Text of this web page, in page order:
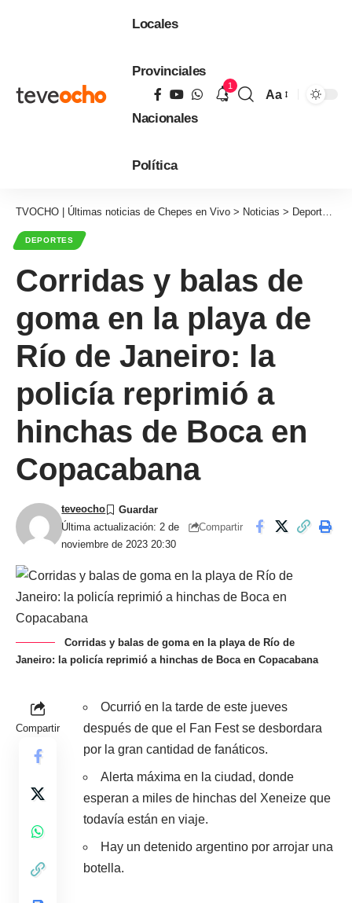
Locales
Provinciales
Nacionales
Política
1
Aa
TVOCHO | Últimas noticias de Chepes en Vivo > Noticias > Deportes
DEPORTES
Corridas y balas de
goma en la playa de
Río de Janeiro: la
policía reprimió a
hinchas de Boca en
Copacabana
Última actualización: 2 de
noviembre de 2023 20:30
teveocho
Compartir
Corridas y balas de goma en la playa de Río de
Janeiro: la policía reprimió a hinchas de Boca en Copacabana
Compartir
Ocurrió en la tarde de este jueves
después de que el Fan Fest se desbordara
por la gran cantidad de fanáticos.
Alerta máxima en la ciudad, donde
esperan a miles de hinchas del Xeneize que
todavía están en viaje.
Hay un detenido argentino por arrojar una
botella.